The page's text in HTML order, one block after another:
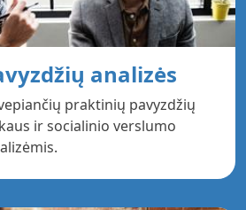
analizės
praktinių pavyzdžių
ir socialinio verslumo